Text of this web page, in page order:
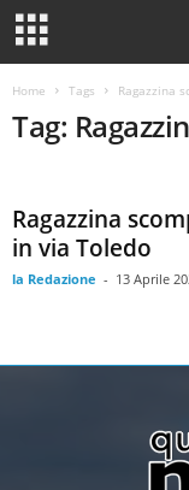
Home Tags Ragazzina
Tag:
Ragazzina
in via Toledo
la Redazione - 13 Aprile